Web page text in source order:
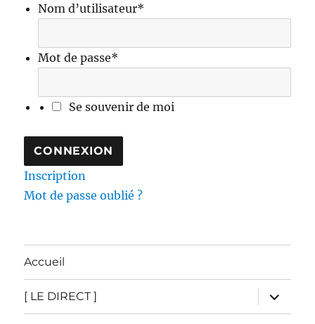
Nom d’utilisateur*
Mot de passe*
Se souvenir de moi
Inscription
Mot de passe oublié ?
Accueil
[ LE DIRECT ]
ouvrir
le
sous-